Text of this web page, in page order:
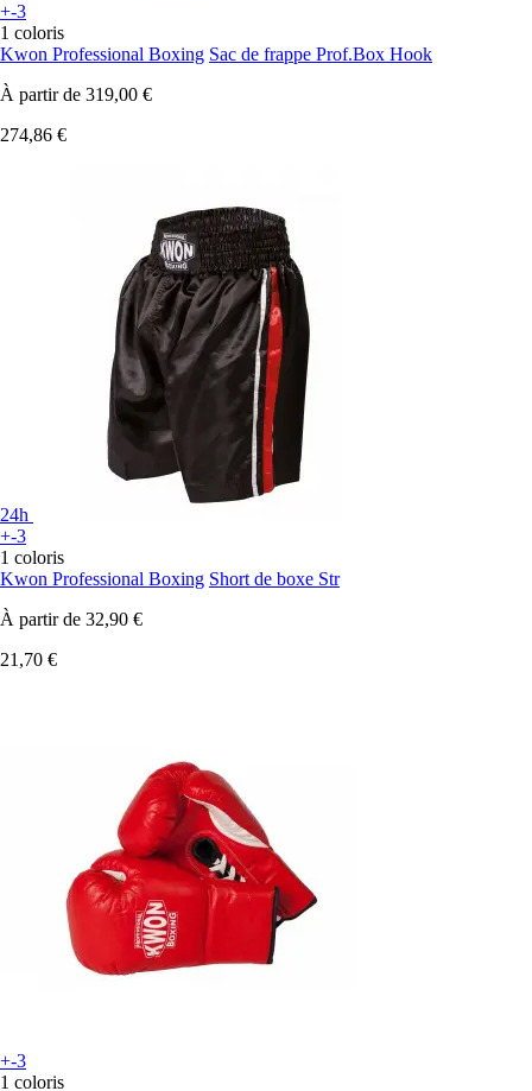
+-3
1 coloris
Kwon Professional Boxing Sac de frappe Prof.Box Hook
À partir de 319,00 €
274,86 €
24h
+-3
1 coloris
Kwon Professional Boxing Short de boxe Str
À partir de 32,90 €
21,70 €
+-3
1 coloris